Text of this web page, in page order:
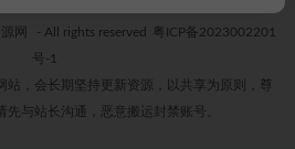
网 - All rights reserved
粤ICP备2023002201
号-1
，会长期坚持更新资源，以共享为原则，尊
先与站长沟通，恶意搬运封禁账号。